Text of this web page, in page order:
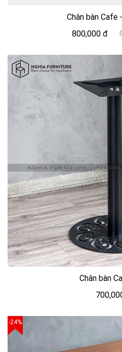
Chân bàn Cafe
800,000 đ
Chân bàn
-24%